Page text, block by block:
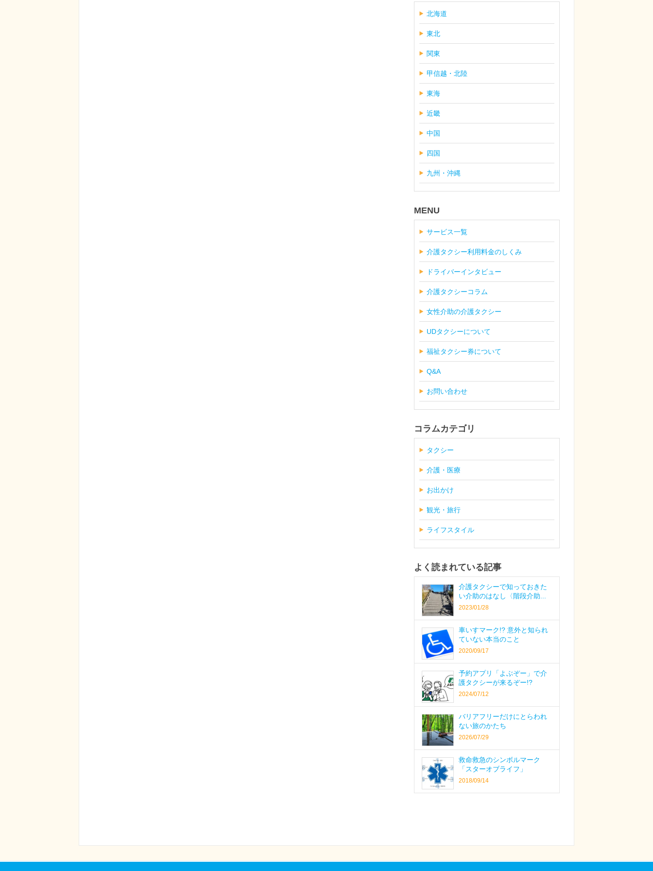
北海道
東北
関東
甲信越・北陸
東海
近畿
中国
四国
九州・沖縄
MENU
サービス一覧
介護タクシー利用料金のしくみ
ドライバーインタビュー
介護タクシーコラム
女性介助の介護タクシー
UDタクシーについて
福祉タクシー券について
Q&A
お問い合わせ
コラムカテゴリ
タクシー
介護・医療
お出かけ
観光・旅行
ライフスタイル
よく読まれている記事
介護タクシーで知っておきた
い介助のはなし〈階段介助...
2023/01/28
車いすマーク!? 意外と知られ
ていない本当のこと
2020/09/17
予約アプリ「よぶぞー」で介
護タクシーが来るぞー!?
2024/07/12
バリアフリーだけにとらわれ
ない旅のかたち
2026/07/29
救命救急のシンボルマーク
「スターオブライフ」
2018/09/14